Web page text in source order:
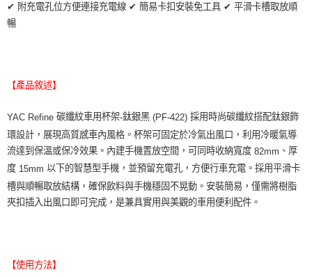
是否繳費成功／繳費後需取消欲退款等相關疑問，請聯繫「AFTEE先享後付
權轉讓予恩沛科技股份有限公司。
３．未成年的使用者請事先徵得法定代理人或監護人之同意方可使用
「AFTEE先享後付」，若未經同意申辦者引起之損失，本公司不負相關責
任。
４．使用「AFTEE先享後付」時，將依據個別帳號之用戶狀況，依本公司即
時審查核予不同之上限額度；若仍有額度不足之情形，本公司將視審查結果
請求用戶進行身份認證。
５．嚴禁一人註冊多個帳號或使用他人資訊註冊。若發現惡意使用之情形，
恩沛科技股份有限公司將有權停止該用戶之使用額度並採取法律行動。
每筆NT$70，滿NT$490(含以上)免運費
付款後7-11取貨 (運費70$)
宅配寄送，滿490免運費(運費$70)
每筆NT$70，滿NT$490(含以上)免運費
✔ 附充電孔位方便連接充電線 ✔ 簡易卡扣安裝免工具 ✔ 平滑卡槽取放順
暢
【產品敘述】
YAC Refine 碳纖紋車用杯架-鈦銀黑 (PF-422) 採用時尚碳纖紋搭配鈦銀飾
環設計，展現高質感車內風格。杯架可固定於冷氣出風口，利用冷暖氣導
流達到保溫或保冷效果。內建手機置放空間，可同時收納寬度 82mm 、厚
度 15mm 以下的智慧型手機，並預留充電孔，方便行車充電。採用平滑卡
槽與順暢取放結構，確保飲料與手機穩固不晃動。安裝簡易，僅需將樹脂
夾扣插入出風口即可完成，是兼具實用與美觀的車用便利配件。
【使用方法】